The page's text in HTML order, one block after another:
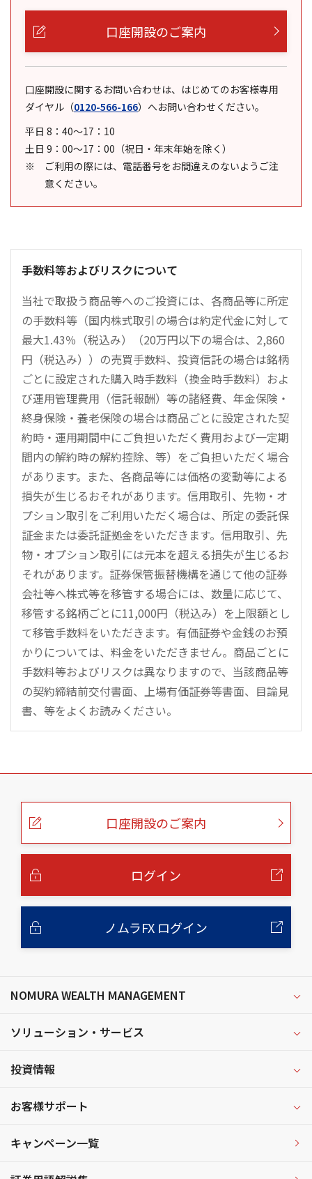
口座開設のご案内
口座開設に関するお問い合わせは、はじめてのお客様専用
ダイヤル （0120-566-166） へお問い合わせください。
平日 8：40～17：10
土日 9：00～17：00（祝日・年末年始を除く）
ご利用の際には、電話番号をお間違えのないようご注
意ください。
手数料等およびリスクについて
当社で取扱う商品等へのご投資には、各商品等に所定
の手数料等（国内株式取引の場合は約定代金に対して
最大1.43％（税込み）（20万円以下の場合は、2,860
円（税込み））の売買手数料、投資信託の場合は銘柄
ごとに設定された購入時手数料（換金時手数料）およ
び運用管理費用（信託報酬）等の諸経費、年金保険・
終身保険・養老保険の場合は商品ごとに設定された契
約時・運用期間中にご負担いただく費用および一定期
間内の解約時の解約控除、等）をご負担いただく場合
があります。また、各商品等には価格の変動等による
損失が生じるおそれがあります。信用取引、先物・オ
プション取引をご利用いただく場合は、所定の委託保
証金または委託証拠金をいただきます。信用取引、先
物・オプション取引には元本を超える損失が生じるお
それがあります。証券保管振替機構を通じて他の証券
会社等へ株式等を移管する場合には、数量に応じて、
移管する銘柄ごとに11,000円（税込み）を上限額とし
て移管手数料をいただきます。有価証券や金銭のお預
かりについては、料金をいただきません。商品ごとに
手数料等およびリスクは異なりますので、当該商品等
の契約締結前交付書面、上場有価証券等書面、目論見
書、等をよくお読みください。
こ
口座開設のご案内
ログイン
ノムラFX ログイン
NOMURA WEALTH MANAGEMENT
ソリューション・サービス
投資情報
お客様サポート
キャンペーン一覧